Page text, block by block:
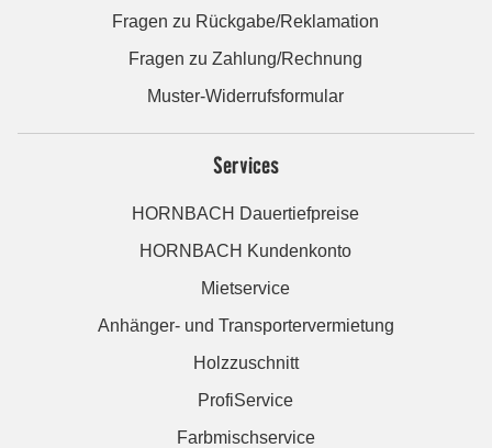
Fragen zu Rückgabe/Reklamation
Fragen zu Zahlung/Rechnung
Muster-Widerrufsformular
Services
HORNBACH Dauertiefpreise
HORNBACH Kundenkonto
Mietservice
Anhänger- und Transportervermietung
Holzzuschnitt
ProfiService
Farbmischservice